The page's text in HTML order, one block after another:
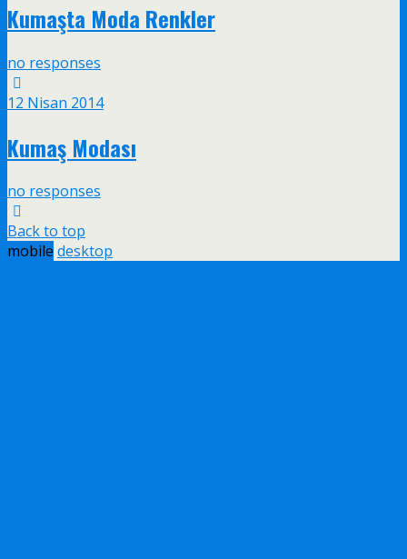
Kumaşta Moda Renkler
no responses
12 Nisan 2014
Kumaş Modası
no responses
Back to top
mobile desktop